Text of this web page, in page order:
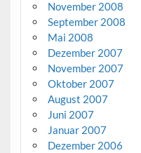
November 2008
September 2008
Mai 2008
Dezember 2007
November 2007
Oktober 2007
August 2007
Juni 2007
Januar 2007
Dezember 2006